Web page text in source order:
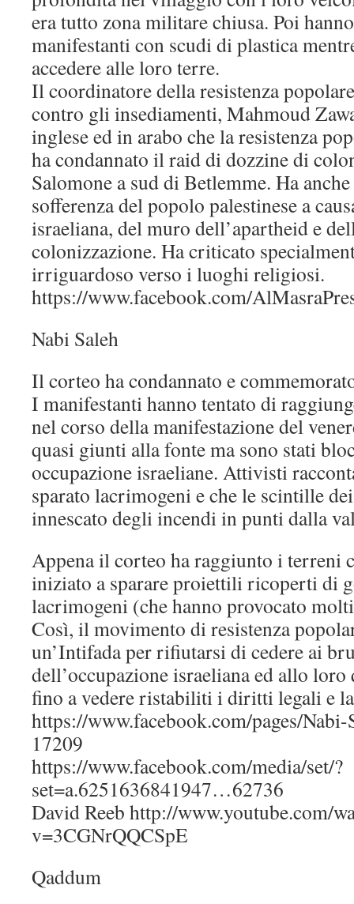
era tutto zona militare chiusa. Poi
manifestanti con scudi di plastica
accedere alle loro terre.
Il coordinatore della resistenza
contro gli insediamenti, Mahmoud
inglese ed in arabo che la resistenza
ha condannato il raid di dozzine di
Salomone a sud di Betlemme. Ha
sofferenza del popolo palestinese a
israeliana, del muro dell’apartheid e
colonizzazione. Ha criticato
irriguardoso verso i luoghi religiosi.
https://www.facebook.com/
Nabi Saleh
Il corteo ha condannato e
I manifestanti hanno tentato di
nel corso della manifestazione del
quasi giunti alla fonte ma sono stati
occupazione israeliane. Attivisti
sparato lacrimogeni e che le scintille
innescato degli incendi in punti dalla
Appena il corteo ha raggiunto i terreni
iniziato a sparare proiettili ricoperti di
lacrimogeni (che hanno provocato
Così, il movimento di resistenza
un’Intifada per rifiutarsi di cedere ai
dell’occupazione israeliana ed allo
fino a vedere ristabiliti i diritti legali e
https://www.facebook.com/pages/
17209
https://www.facebook.com/media/set/?
set=a.6251636841947…62736
David Reeb http://www.youtube.com/
v=3CGNrQQCSpE
Qaddum